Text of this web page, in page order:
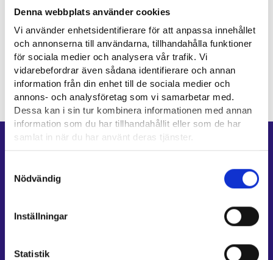
Denna webbplats använder cookies
Vi använder enhetsidentifierare för att anpassa innehållet
och annonserna till användarna, tillhandahålla funktioner
för sociala medier och analysera vår trafik. Vi
vidarebefordrar även sådana identifierare och annan
information från din enhet till de sociala medier och
annons- och analysföretag som vi samarbetar med.
Dessa kan i sin tur kombinera informationen med annan
information som du har tillhandahållit eller som de har
samlat in när du har använt deras tjänster.
Cookies
Nödvändig
Inställningar
Statistik
Min karriärstig
Lediga arbetsplatser